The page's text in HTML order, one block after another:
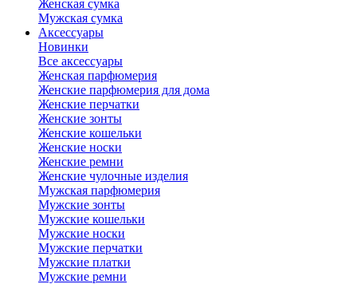
Женская сумка
Мужская сумка
Аксессуары
Новинки
Все аксессуары
Женская парфюмерия
Женские парфюмерия для дома
Женские перчатки
Женские зонты
Женские кошельки
Женские носки
Женские ремни
Женские чулочные изделия
Мужская парфюмерия
Мужские зонты
Мужские кошельки
Мужские носки
Мужские перчатки
Мужские платки
Мужские ремни